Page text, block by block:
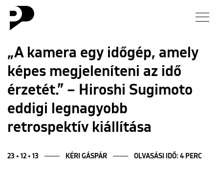
Hírek
Galéria
Esszé
Blog
„A kamera egy időgép, amely
képes megjeleníteni az idő
érzetét.” – Hiroshi Sugimoto
eddigi legnagyobb
retrospektív kiállítása
23 • 12 • 13 KÉRI GÁSPÁR OLVASÁSI IDŐ: 4 PERC